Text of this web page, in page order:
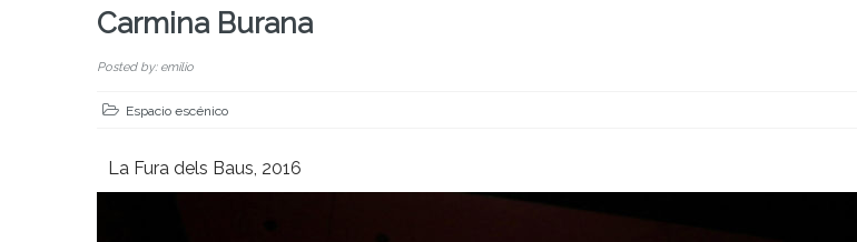
Carmina Burana
Posted by: emilio
Espacio escénico
La Fura dels Baus, 2016